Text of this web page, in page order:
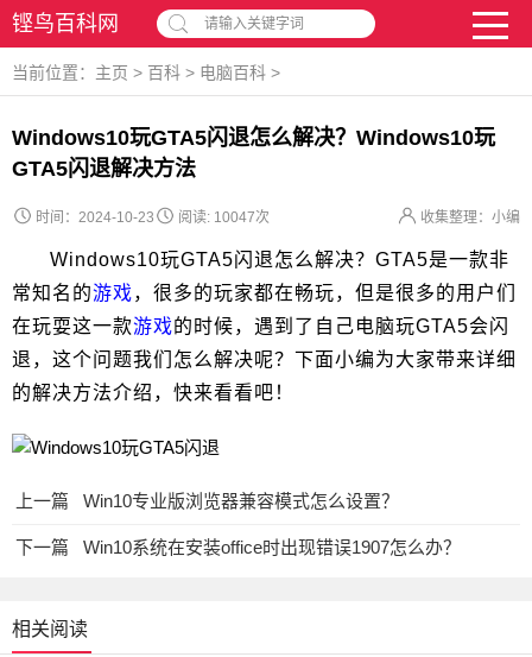
铿鸟百科网 请输入关键字词
当前位置： 主页 > 百科 > 电脑百科 >
Windows10玩GTA5闪退怎么解决？Windows10玩
GTA5闪退解决方法
时间：2024-10-23 收集整理：小编
阅读: 10047次
Windows10玩GTA5闪退怎么解决？GTA5是一款非
常知名的游戏，很多的玩家都在畅玩，但是很多的用户们
在玩耍这一款游戏的时候，遇到了自己电脑玩GTA5会闪
退，这个问题我们怎么解决呢？下面小编为大家带来详细
的解决方法介绍，快来看看吧！
上一篇 Win10专业版浏览器兼容模式怎么设置？
下一篇 Win10系统在安装office时出现错误1907怎么办？
相关阅读